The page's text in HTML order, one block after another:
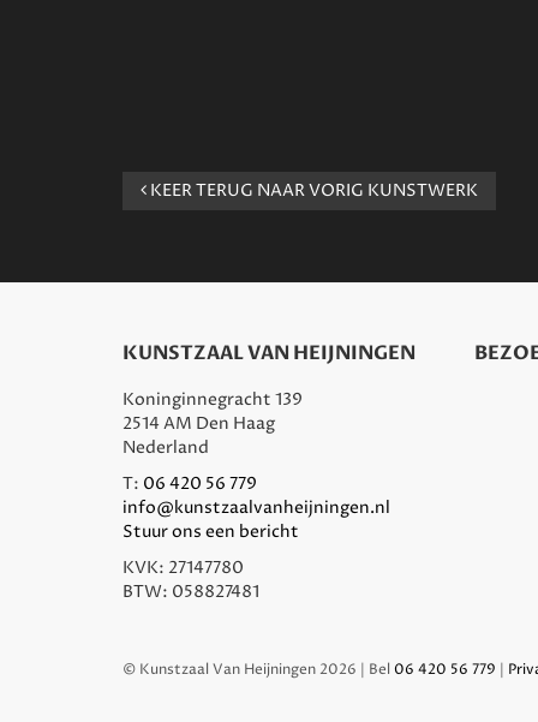
KEER TERUG NAAR VORIG KUNSTWERK
KUNSTZAAL VAN HEIJNINGEN
Koninginnegracht 139
2514 AM Den Haag
Nederland
T: 06 420 56 779
info@kunstzaalvanheijningen.nl
Stuur ons een bericht
KVK: 27147780
BTW: 058827481
© Kunstzaal Van Heijningen 2026 | Bel 06 420 56 779 |